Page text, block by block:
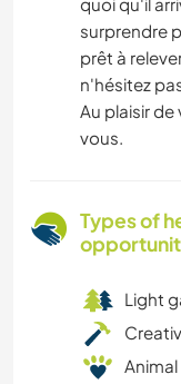
surprendre
prêt à
n'hésitez
Au plaisir de
vous.
Types of
Light